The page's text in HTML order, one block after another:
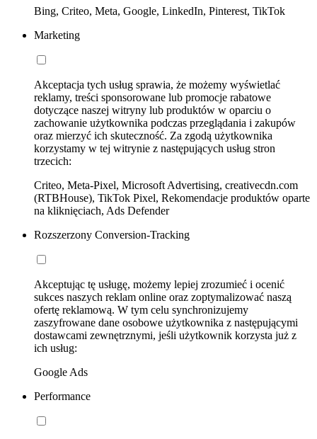
Bing, Criteo, Meta, Google, LinkedIn, Pinterest, TikTok
Marketing
Akceptacja tych usług sprawia, że możemy wyświetlać
reklamy, treści sponsorowane lub promocje rabatowe
dotyczące naszej witryny lub produktów w oparciu o
zachowanie użytkownika podczas przeglądania i zakupów
oraz mierzyć ich skuteczność. Za zgodą użytkownika
korzystamy w tej witrynie z następujących usług stron
trzecich:
Criteo, Meta-Pixel, Microsoft Advertising, creativecdn.com
(RTBHouse), TikTok Pixel, Rekomendacje produktów oparte
na kliknięciach, Ads Defender
Rozszerzony Conversion-Tracking
Akceptując tę usługę, możemy lepiej zrozumieć i ocenić
sukces naszych reklam online oraz zoptymalizować naszą
ofertę reklamową. W tym celu synchronizujemy
zaszyfrowane dane osobowe użytkownika z następującymi
dostawcami zewnętrznymi, jeśli użytkownik korzysta już z
ich usług:
Google Ads
Performance